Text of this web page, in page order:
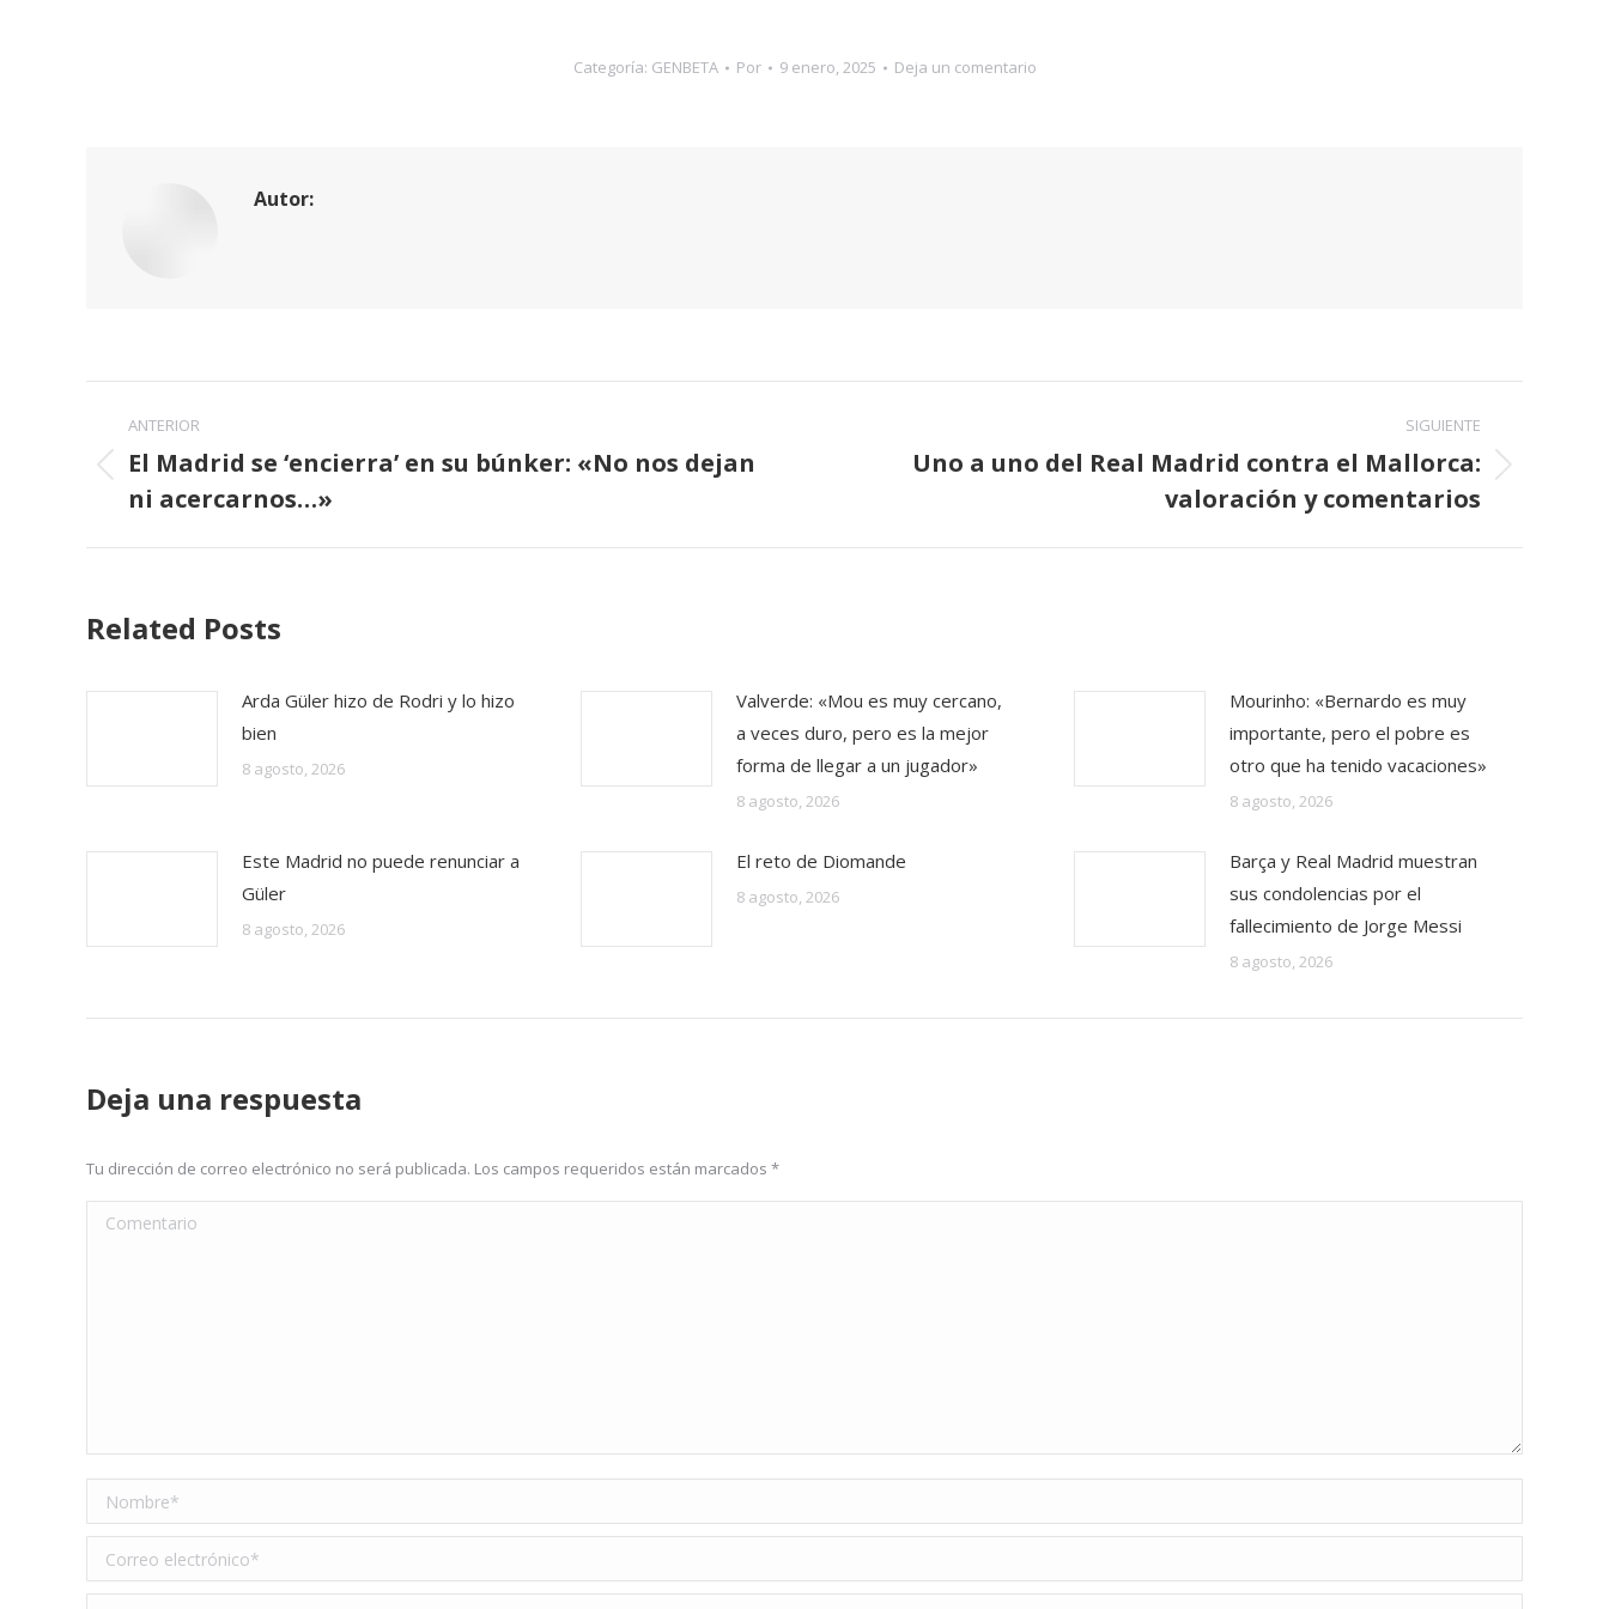
Categoría: GENBETA Por 9 enero, 2025 Deja un comentario
Autor:
Navegación
entre
publicaciones
ANTERIOR
Publicación
anterior:
El Madrid se ‘encierra’ en su búnker: «No nos dejan
ni acercarnos…»
SIGUIENTE
PublicaciónUno a uno del Real Madrid contra el Mallorca:
valoración y comentarios
Related Posts
Arda Güler hizo de Rodri y lo hizo
bien
8 agosto, 2026
Valverde: «Mou es muy cercano,
a veces duro, pero es la mejor
forma de llegar a un jugador»
8 agosto, 2026
Mourinho: «Bernardo es muy
importante, pero el pobre es
otro que ha tenido vacaciones»
8 agosto, 2026
Este Madrid no puede renunciar a
Güler
8 agosto, 2026
El reto de Diomande
8 agosto, 2026
Barça y Real Madrid muestran
sus condolencias por el
fallecimiento de Jorge Messi
8 agosto, 2026
Deja una respuesta
Tu dirección de correo electrónico no será publicada. Los campos requeridos están marcados *
Comentario
Nombre *
Correo electrónico *